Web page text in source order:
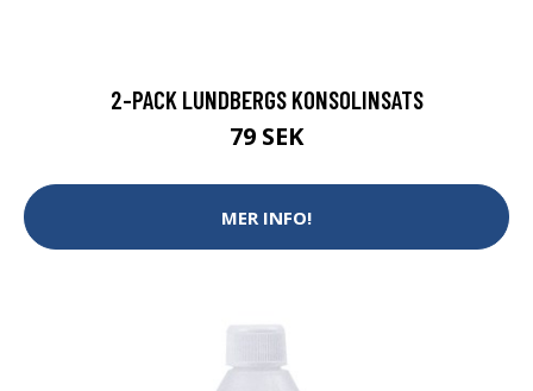
2-PACK LUNDBERGS KONSOLINSATS
79 SEK
MER INFO!